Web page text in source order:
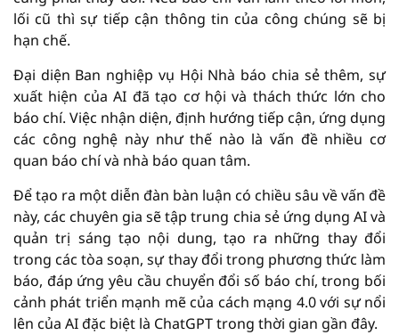
lối cũ thì sự tiếp cận thông tin của công chúng sẽ bị
hạn chế.
Đại diện Ban nghiệp vụ Hội Nhà báo chia sẻ thêm, sự
xuất hiện của AI đã tạo cơ hội và thách thức lớn cho
báo chí. Việc nhận diện, định hướng tiếp cận, ứng dụng
các công nghệ này như thế nào là vấn đề nhiều cơ
quan báo chí và nhà báo quan tâm.
Để tạo ra một diễn đàn bàn luận có chiều sâu về vấn đề
này, các chuyên gia sẽ tập trung chia sẻ ứng dụng AI và
quản trị sáng tạo nội dung, tạo ra những thay đổi
trong các tòa soạn, sự thay đổi trong phương thức làm
báo, đáp ứng yêu cầu chuyển đổi số báo chí, trong bối
cảnh phát triển mạnh mẽ của cách mạng 4.0 với sự nổi
lên của AI đặc biệt là ChatGPT trong thời gian gần đây.